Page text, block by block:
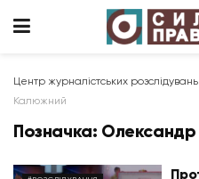
Центр журналістських
Калюжний
Позначка: